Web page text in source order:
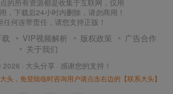
所有资源都是收集于互联网，仅用
，下载后24小时内删除，请勿商用！
任何连带责任，请您支持正版！
VIP视频解析 版权政策
广告合作
关于我们
· 大头分享 · 感谢您的支持！
头，免登陆临时咨询用户请点击右边的【联系大头】